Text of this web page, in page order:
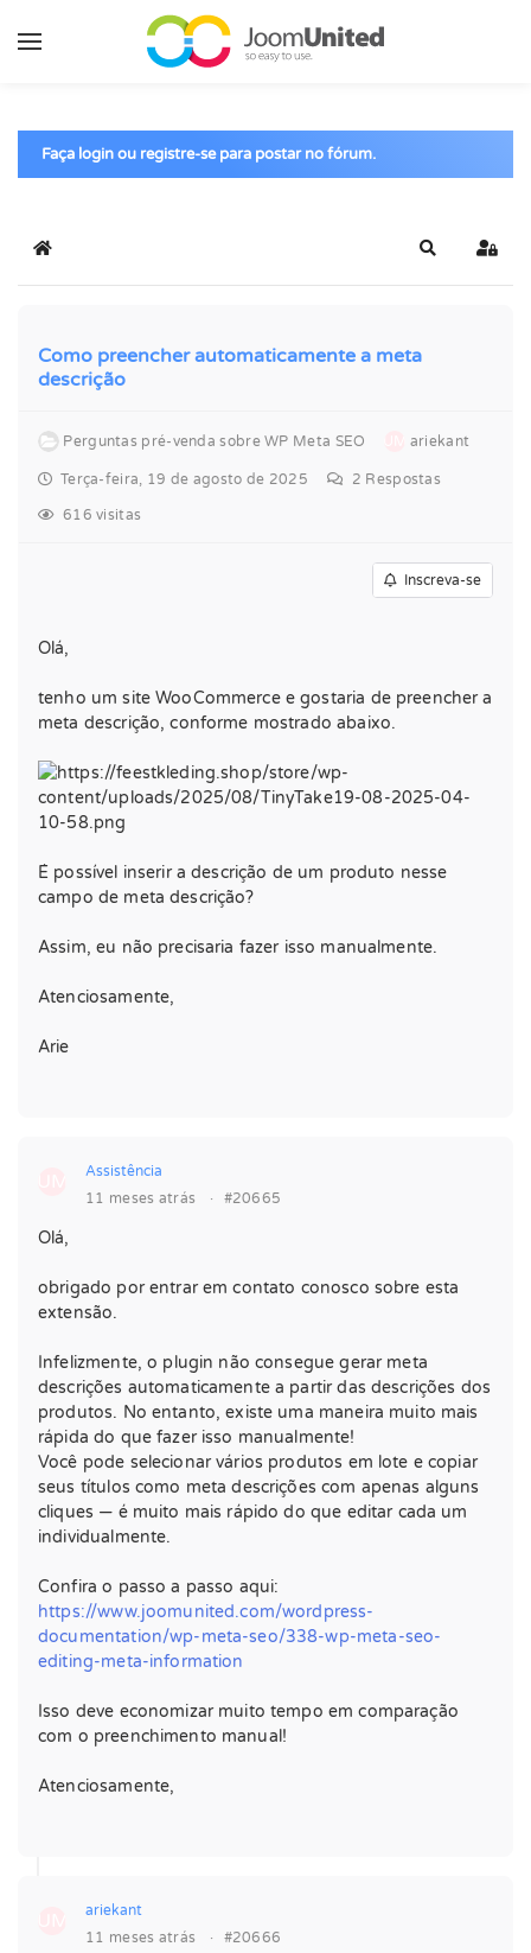
Pular para o conteúdo principal
Faça login ou registre-se para postar no fórum.
Início PesquisarEntrar
Como preencher automaticamente a meta
descrição
Perguntas pré-venda sobre WP Meta SEO ariekant
Terça-feira, 19 de agosto de 2025 2 Respostas
616 visitas
Inscreva-se
Olá,
tenho um site WooCommerce e gostaria de preencher a
meta descrição, conforme mostrado abaixo.
É possível inserir a descrição de um produto nesse
campo de meta descrição?
Assim, eu não precisaria fazer isso manualmente.
Atenciosamente,
Arie
Assistência
11 meses atrás
· #20665
Olá,
obrigado por entrar em contato conosco sobre esta
extensão.
Infelizmente, o plugin não consegue gerar meta
descrições automaticamente a partir das descrições dos
produtos. No entanto, existe uma maneira muito mais
rápida do que fazer isso manualmente!
Você pode selecionar vários produtos em lote e copiar
seus títulos como meta descrições com apenas alguns
cliques — é muito mais rápido do que editar cada um
individualmente.
Confira o passo a passo aqui:
https://www.joomunited.com/wordpress-
documentation/wp-meta-seo/338-wp-meta-seo-
editing-meta-information
Isso deve economizar muito tempo em comparação
com o preenchimento manual!
Atenciosamente,
ariekant
11 meses atrás
· #20666